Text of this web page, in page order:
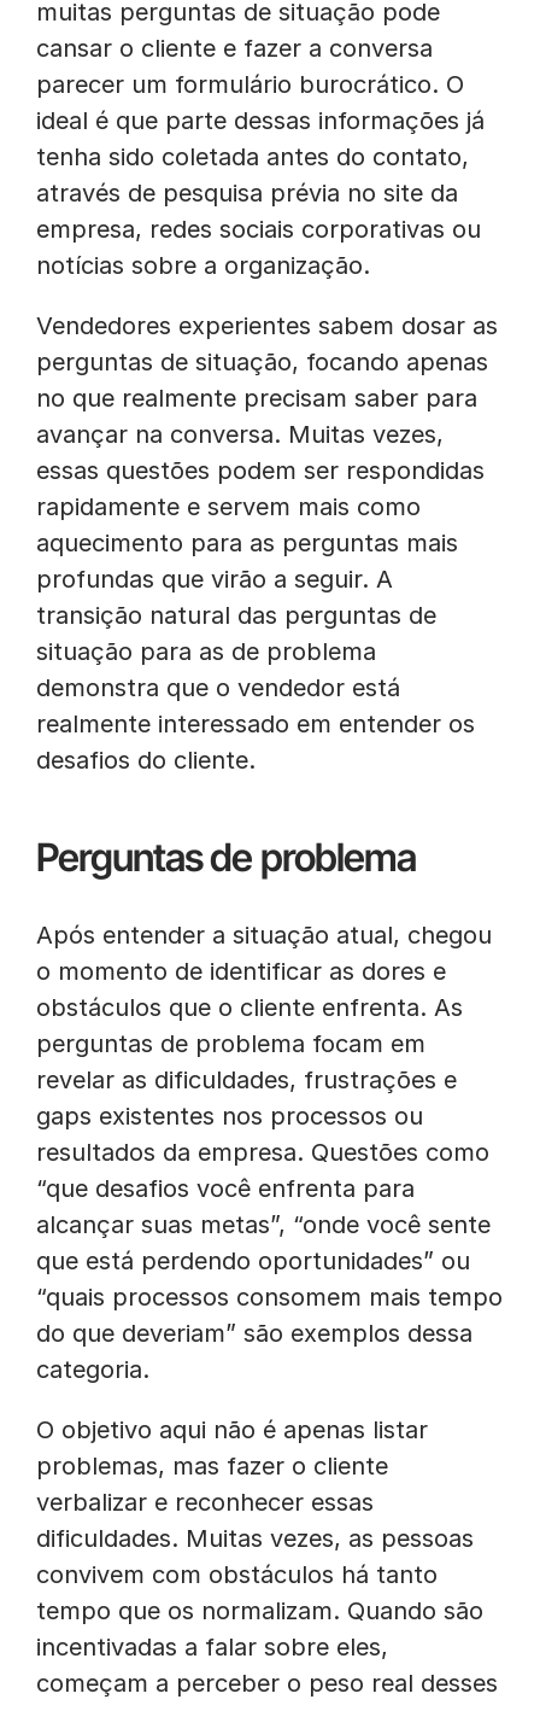
muitas perguntas de situação pode
cansar o cliente e fazer a conversa
parecer um formulário burocrático. O
ideal é que parte dessas informações já
tenha sido coletada antes do contato,
através de pesquisa prévia no site da
empresa, redes sociais corporativas ou
notícias sobre a organização.
Vendedores experientes sabem dosar as
perguntas de situação, focando apenas
no que realmente precisam saber para
avançar na conversa. Muitas vezes,
essas questões podem ser respondidas
rapidamente e servem mais como
aquecimento para as perguntas mais
profundas que virão a seguir. A
transição natural das perguntas de
situação para as de problema
demonstra que o vendedor está
realmente interessado em entender os
desafios do cliente.
Perguntas de problema
Após entender a situação atual, chegou
o momento de identificar as dores e
obstáculos que o cliente enfrenta. As
perguntas de problema focam em
revelar as dificuldades, frustrações e
gaps existentes nos processos ou
resultados da empresa. Questões como
“que desafios você enfrenta para
alcançar suas metas”, “onde você sente
que está perdendo oportunidades” ou
“quais processos consomem mais tempo
do que deveriam” são exemplos dessa
categoria.
O objetivo aqui não é apenas listar
problemas, mas fazer o cliente
verbalizar e reconhecer essas
dificuldades. Muitas vezes, as pessoas
convivem com obstáculos há tanto
tempo que os normalizam. Quando são
incentivadas a falar sobre eles,
começam a perceber o peso real desses